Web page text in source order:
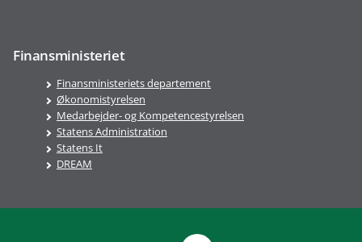
Finansministeriet
Finansministeriets departement
Økonomistyrelsen
Medarbejder- og Kompetencestyrelsen
Statens Administration
Statens It
DREAM